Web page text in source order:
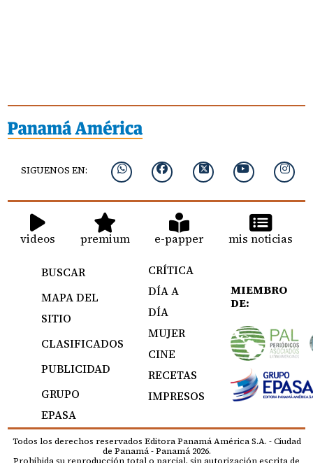
SIGUENOS EN:
videos premium e-papper mis noticias
BUSCAR
MAPA DEL
SITIO
CLASIFICADOS
PUBLICIDAD
GRUPO
EPASA
CRÍTICA
DÍA A
DÍA
MUJER
CINE
RECETAS
IMPRESOS
MIEMBRO
DE:
Todos los derechos reservados Editora Panamá América S.A. - Ciudad
de Panamá - Panamá 2026.